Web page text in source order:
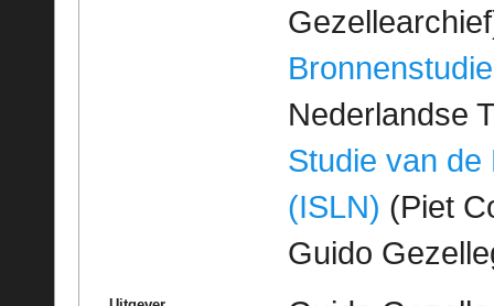
Bronnenstudie
Nederlandse
Studie van de
(ISLN) (Piet
Guido